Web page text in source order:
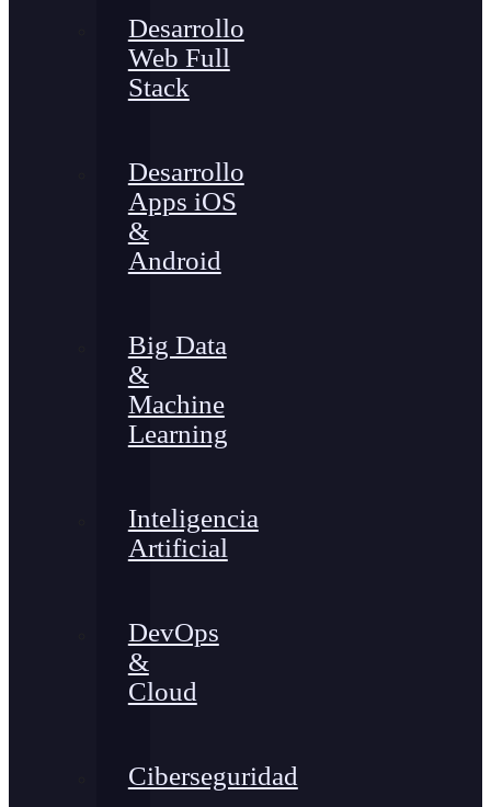
Desarrollo
Web Full
Stack
Desarrollo
Apps iOS
&
Android
Big Data
&
Machine
Learning
Inteligencia
Artificial
DevOps
&
Cloud
Ciberseguridad